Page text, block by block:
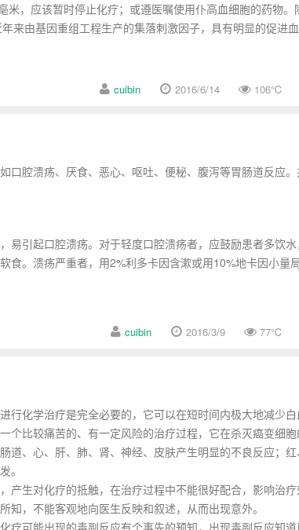
，应该暂时停止化疗；或遵医嘱使用仆高血细胞的药物。
来由基因重组工程生产的集落刺激因子，具有明显的促进
cuibin 2016/6/14 106℃
腔溃疡、厌食、恶心、呕吐、便秘、腹泻等胃肠道反应
引起口腔溃疡。对于轻度口腔溃疡者，应鼓励患者多饮
食。溃疡严重者，用2%利多卡因含漱或用10%地卡因小量
cuibin 2016/3/9 77℃
化学治疗是完全必要的，它可以在短时间内极大地减少白
个比较痛苦的、有一定风险的治疗过程，它在杀灭癌变细
道、心、肝、肺、肾、神经、皮肤产生明显的不良反应；
。
生对化疗的抵触，在治疗过程中不能很好配合，影响治疗
，不能客观地向医生反映和叙述，从而出现意外。
可能出现的毒副反应有个事先的预知，出现毒副反应知道